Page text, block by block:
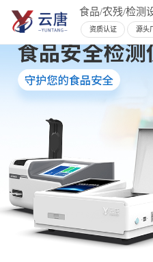
食品/农残/检测
资质认证 源头